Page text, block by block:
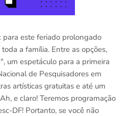
este feriado prolongado
a família. Entre as opções,
um espetáculo para a primeira
de Pesquisadores em
artísticas gratuitas e até um
e claro! Teremos programação
DF! Portanto, se você não